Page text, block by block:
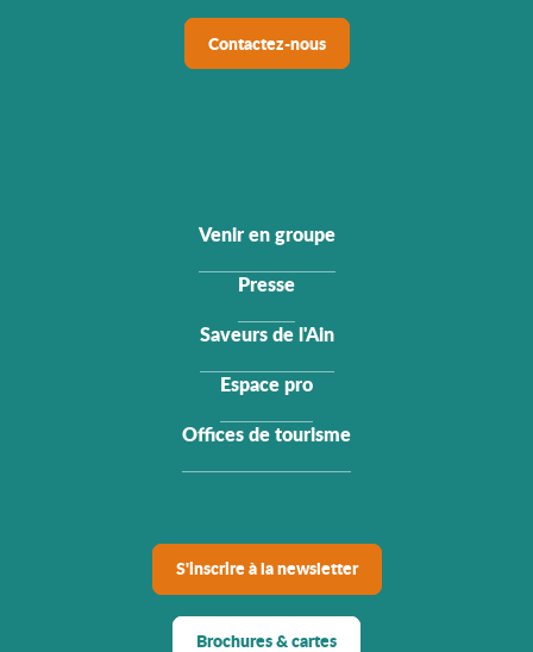
Contactez-nous
Venir en groupe
Presse
Saveurs de l'Ain
Espace pro
Offices de tourisme
S'inscrire à la newsletter
Brochures & cartes